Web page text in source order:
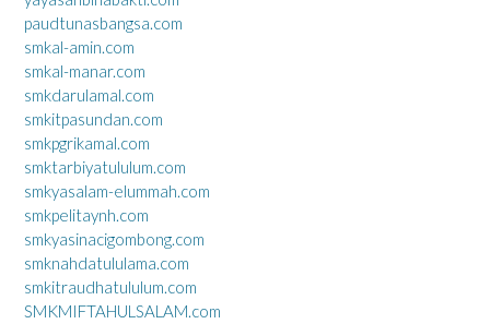
paudtunasbangsa.com
smkal-amin.com
smkal-manar.com
smkdarulamal.com
smkitpasundan.com
smkpgrikamal.com
smktarbiyatululum.com
smkyasalam-elummah.com
smkpelitaynh.com
smkyasinacigombong.com
smknahdatululama.com
smkitraudhatululum.com
SMKMIFTAHULSALAM.com